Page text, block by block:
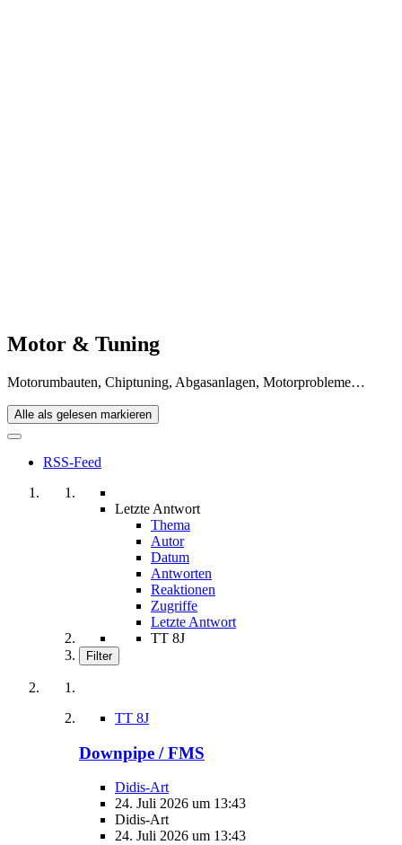
Motor & Tuning
Motorumbauten, Chiptuning, Abgasanlagen, Motorprobleme…
Alle als gelesen markieren
RSS-Feed
Letzte Antwort
Thema
Autor
Datum
Antworten
Reaktionen
Zugriffe
Letzte Antwort
TT 8J
Filter
TT 8J
Downpipe / FMS
Didis-Art
24. Juli 2026 um 13:43
Didis-Art
24. Juli 2026 um 13:43